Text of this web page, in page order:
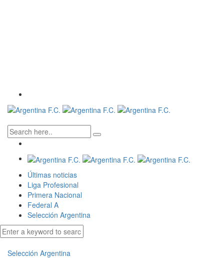
Últimas noticias
Liga Profesional
Primera Nacional
Federal A
Selección Argentina
Selección Argentina